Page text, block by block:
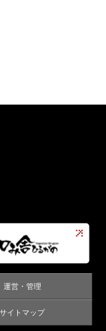
運営・管理
サイトマップ